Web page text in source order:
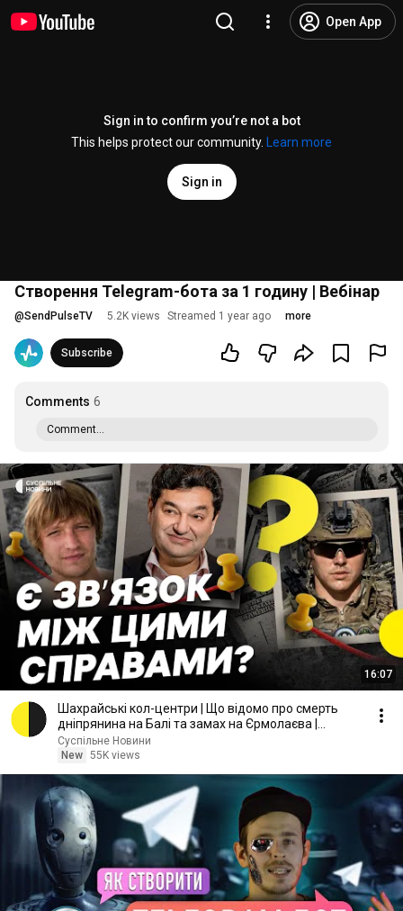
Open App
Sign in to confirm you’re not a bot
This helps protect our community.
Learn more
Sign in
Створення Telegram-бота за 1 годину | Вебінар
@SendPulseTV 5.2K views Streamed 1 year ago more
Subscribe
Comments 6
Comment...
16:07
Шахрайські кол-центри | Що відомо про смерть
дніпрянина на Балі та замах на Єрмолаєва |
Несеться
Суспільне Новини
New 55K views